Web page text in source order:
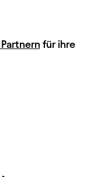
für ihre